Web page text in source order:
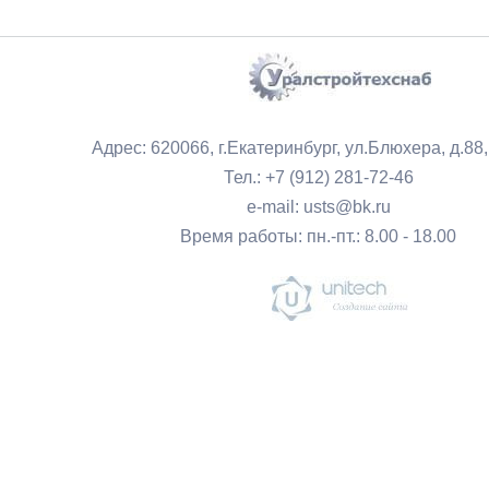
Адрес: 620066, г.Екатеринбург, ул.Блюхера,
Тел.: +7 (912) 281-72-46
e-mail: usts@bk.ru
Время работы: пн.-пт.: 8.00 - 18.00